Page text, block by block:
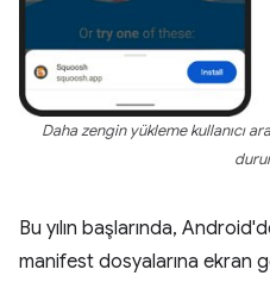
Daha zengin yükleme kullanıcı
Bu yılın başlarında,
manifest dosyalarına ekran